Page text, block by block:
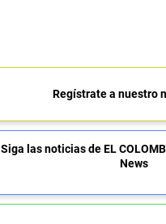
Regístrate a nuestro
Siga las noticias de EL
News